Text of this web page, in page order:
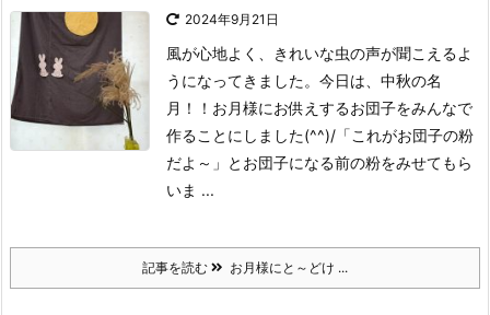
2024年9月21日
風が心地よく、きれいな虫の声が聞こえるよ
うになってきました。 今日は、中秋の名
月！！お月様にお供えするお団子をみんなで
作ることにしました(^^)/ 「これがお団子の粉
だよ～」とお団子になる前の粉をみせてもら
いま ...
記事を読む お月様にと～どけ ...